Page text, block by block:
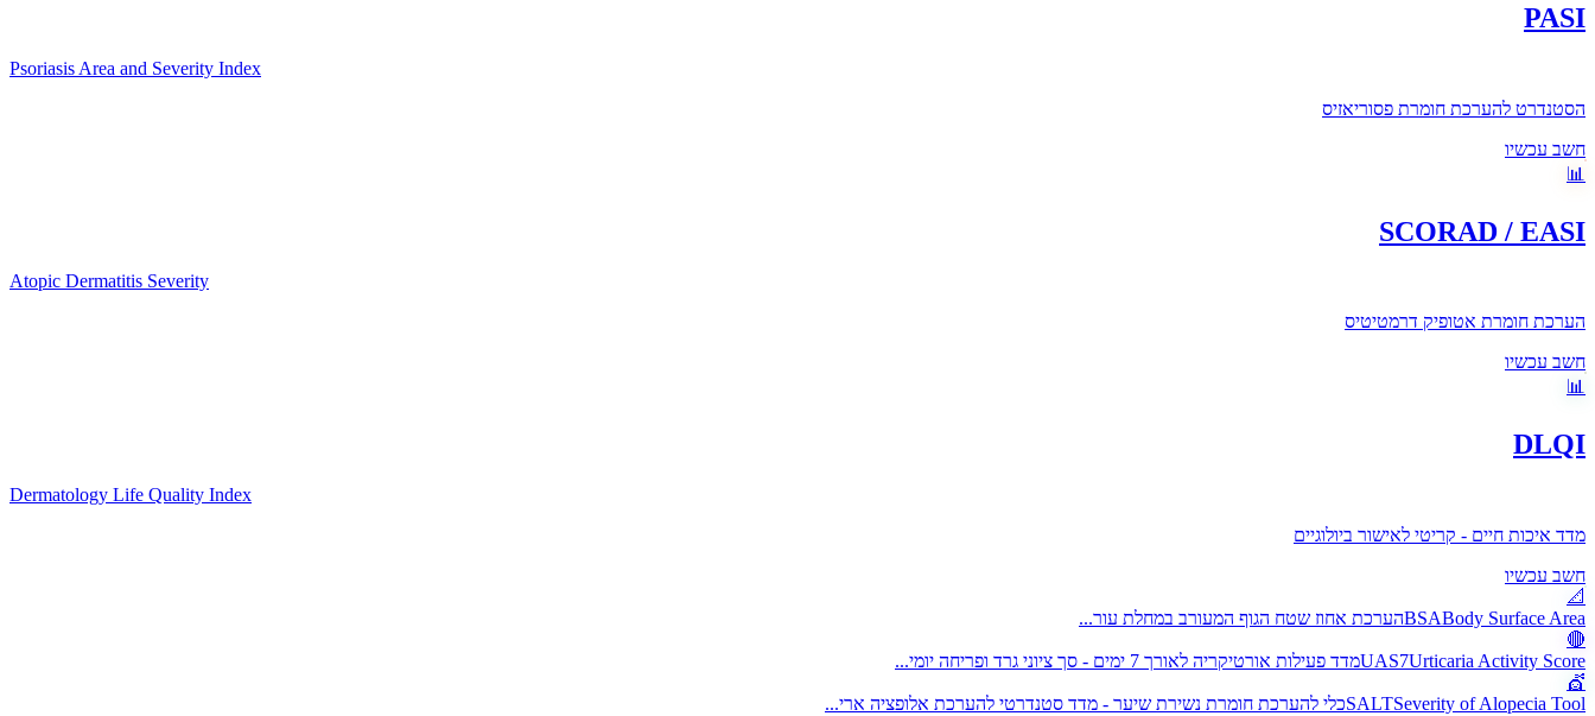
PASI
Psoriasis Area and Severity Index
הסטנדרט להערכת חומרת פסוריאזיס
חשב עכשיו
📊
SCORAD / EASI
Atopic Dermatitis Severity
הערכת חומרת אטופיק דרמטיטיס
חשב עכשיו
📊
DLQI
Dermatology Life Quality Index
מדד איכות חיים - קריטי לאישור ביולוגיים
חשב עכשיו
📐
BSABody Surface Area
הערכת אחוז שטח הגוף המעורב במחלת עור...
🔴
UAS7Urticaria Activity Score
מדד פעילות אורטיקריה לאורך 7 ימים - סך ציוני גרד ופריחה יומי...
💇
SALTSeverity of Alopecia Tool
כלי להערכת חומרת נשירת שיער - מדד סטנדרטי להערכת אלופציה ארי...